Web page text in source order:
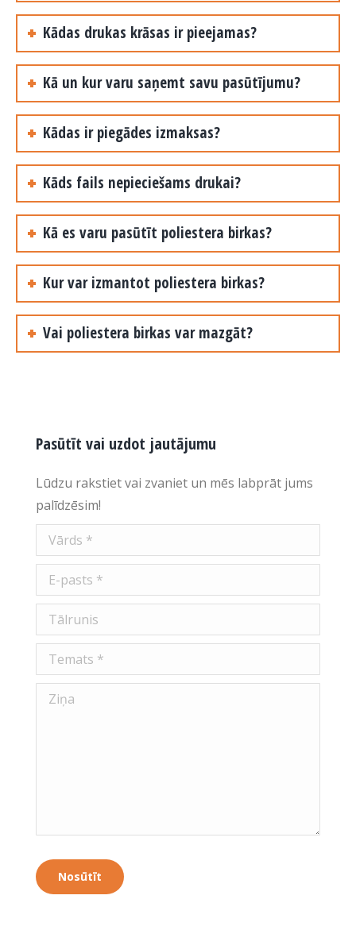
Kādas drukas krāsas ir pieejamas?
Kā un kur varu saņemt savu pasūtījumu?
Kādas ir piegādes izmaksas?
Kāds fails nepieciešams drukai?
Kā es varu pasūtīt poliestera birkas?
Kur var izmantot poliestera birkas?
Vai poliestera birkas var mazgāt?
Pasūtīt vai uzdot jautājumu
Lūdzu rakstiet vai zvaniet un mēs labprāt jums
palīdzēsim!